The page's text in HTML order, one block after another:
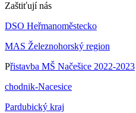
Zaštiťují nás
DSO Heřmanoměstecko
MAS Železnohorský region
Přistavba MŠ Načešice 2022-2023
chodnik-Nacesice
Pardubický kraj